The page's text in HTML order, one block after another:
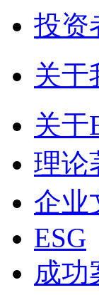
投资
关于
关于
理论
企业
ESG
成功